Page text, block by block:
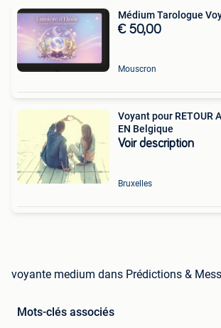
Médium Tarologue
€ 50,00
Mouscron
Voyant pour RETOUR
EN Belgique
Voir description
Bruxelles
voyante medium dans Prédictions &
Mots-clés associés